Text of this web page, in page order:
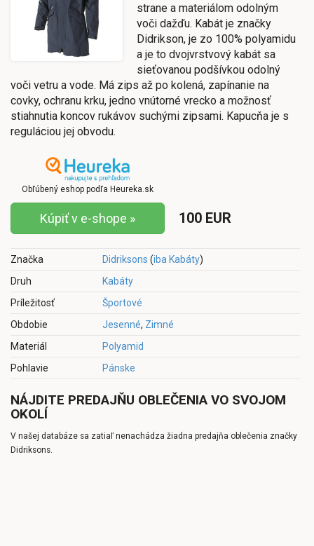
strane a materiálom odolným
voči dažďu. Kabát je značky
Didrikson, je zo 100% polyamidu
a je to dvojvrstvový kabát sa
sieťovanou podšívkou odolný
voči vetru a vode. Má zips až po kolená, zapínanie na
covky, ochranu krku, jedno vnútorné vrecko a možnosť
stiahnutia koncov rukávov suchými zipsami. Kapucňa je s
reguláciou jej obvodu.
Obľúbený eshop podľa Heureka.sk
100 EUR
Kúpiť v e-shope »
Značka Didriksons (iba Kabáty)
Druh
Kabáty
Príležitosť
Športové
Obdobie
Jesenné, Zimné
Materiál
Polyamid
Pohlavie
Pánske
NÁJDITE PREDAJŇU OBLEČENIA VO SVOJOM
OKOLÍ
V našej databáze sa zatiaľ nenachádza žiadna predajňa oblečenia značky
Didriksons.